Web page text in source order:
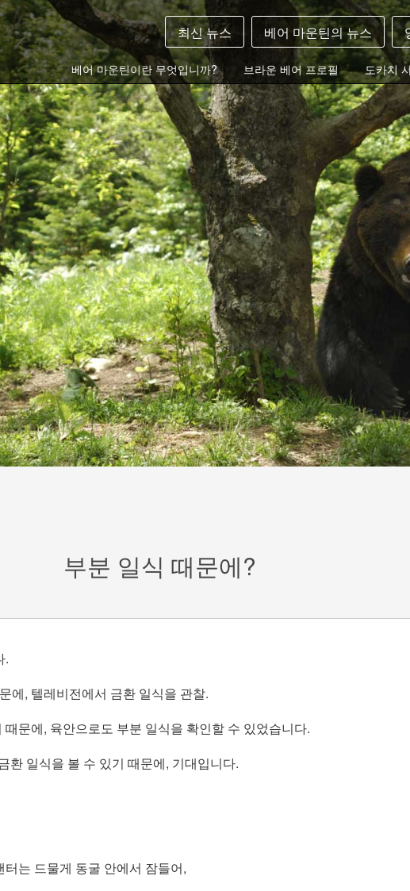
최신 뉴스 베어 마운틴의 뉴스
베어 마운틴이란 무엇입니까? 브라운 베어 프로필 도카치
부분 일식 때문에?
.
에, 텔레비전에서 금환 일식을 관찰.
문에, 육안으로도 부분 일식을 확인할 수 있었습니다.
환 일식을 볼 수 있기 때문에, 기대입니다.
터는 드물게 동굴 안에서 잠들어,